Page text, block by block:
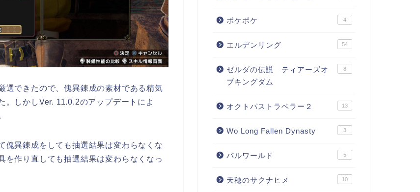
選できたので、傀異錬成の素材である精気
。しかしVer. 11.0.2のアップデートによ
傀異錬成をしても抽選結果は変わらなくな
を作り直しても抽選結果は変わらなくなっ
ポケポケ 4
エルデンリング 54
ゼルダの伝説 ティアーズオ
ブキングダム
8
オクトパストラベラー２ 13
Wo Long Fallen Dynasty 3
パルワールド 5
天穂のサクナヒメ 10